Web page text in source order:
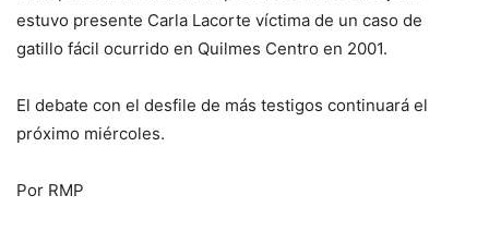
estuvo presente Carla Lacorte víctima de un caso de
gatillo fácil ocurrido en Quilmes Centro en 2001.
El debate con el desfile de más testigos continuará el
próximo miércoles.
Por RMP